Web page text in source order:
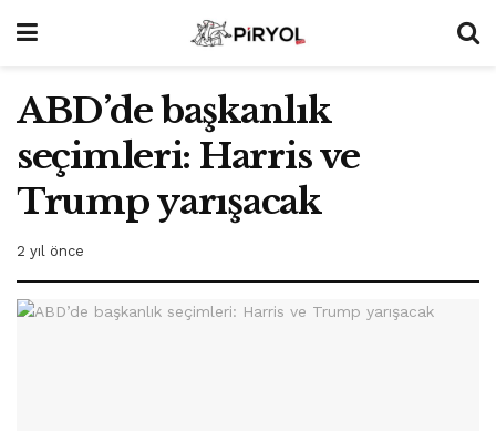
ABD’de başkanlık
seçimleri: Harris ve
Trump yarışacak
2 yıl önce